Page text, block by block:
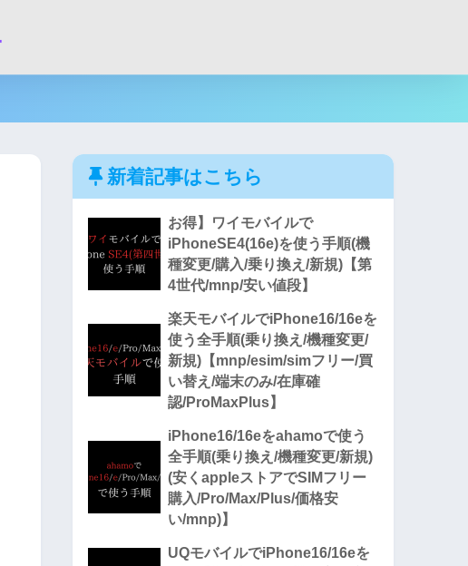
新着記事はこちら
お得】ワイモバイルで
iPhoneSE4(16e)を使う手順(機
種変更/購入/乗り換え/新規)【第
4世代/mnp/安い値段】
楽天モバイルでiPhone16/16eを
使う全手順(乗り換え/機種変更/
新規)【mnp/esim/simフリー/買
い替え/端末のみ/在庫確
認/ProMaxPlus】
iPhone16/16eをahamoで使う
全手順(乗り換え/機種変更/新規)
(安くappleストアでSIMフリー
購入/Pro/Max/Plus/価格安
い/mnp)】
UQモバイルでiPhone16/16eを